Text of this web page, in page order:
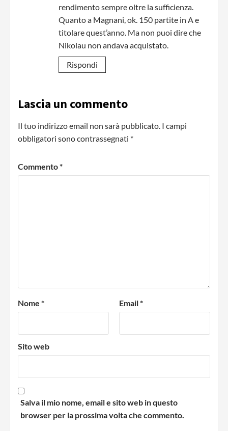
rendimento sempre oltre la sufficienza.
Quanto a Magnani, ok. 150 partite in A e
titolare quest’anno. Ma non puoi dire che
Nikolau non andava acquistato.
Rispondi
Lascia un commento
Il tuo indirizzo email non sarà pubblicato. I campi
obbligatori sono contrassegnati *
Commento*
Nome * Email*
Sito web
Salva il mio nome, email e sito web in questo
browser per la prossima volta che commento.